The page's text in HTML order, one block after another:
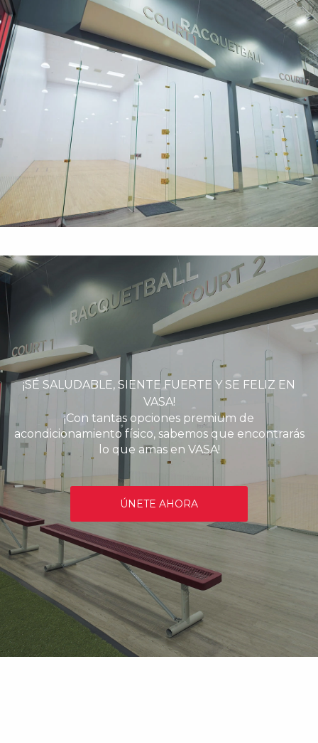
¡SÉ SALUDABLE, SIENTE FUERTE Y SE FELIZ EN
VASA!
¡Con tantas opciones premium de
acondicionamiento físico, sabemos que encontrarás
lo que amas en VASA!
ÚNETE AHORA